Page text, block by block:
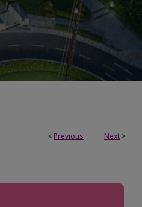
< Previous Next >